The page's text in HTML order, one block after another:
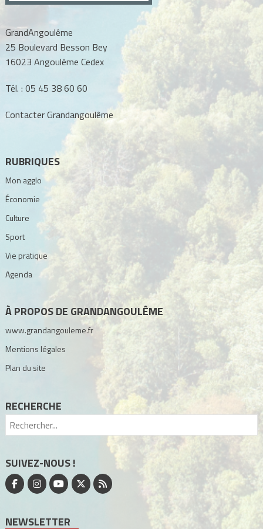
GrandAngoulême
25 Boulevard Besson Bey
16023 Angoulême Cedex
Tél. : 05 45 38 60 60
Contacter Grandangoulême
RUBRIQUES
Mon agglo
Économie
Culture
Sport
Vie pratique
Agenda
À PROPOS DE GRANDANGOULÊME
www.grandangouleme.fr
Mentions légales
Plan du site
RECHERCHE
SUIVEZ-NOUS !
NEWSLETTER